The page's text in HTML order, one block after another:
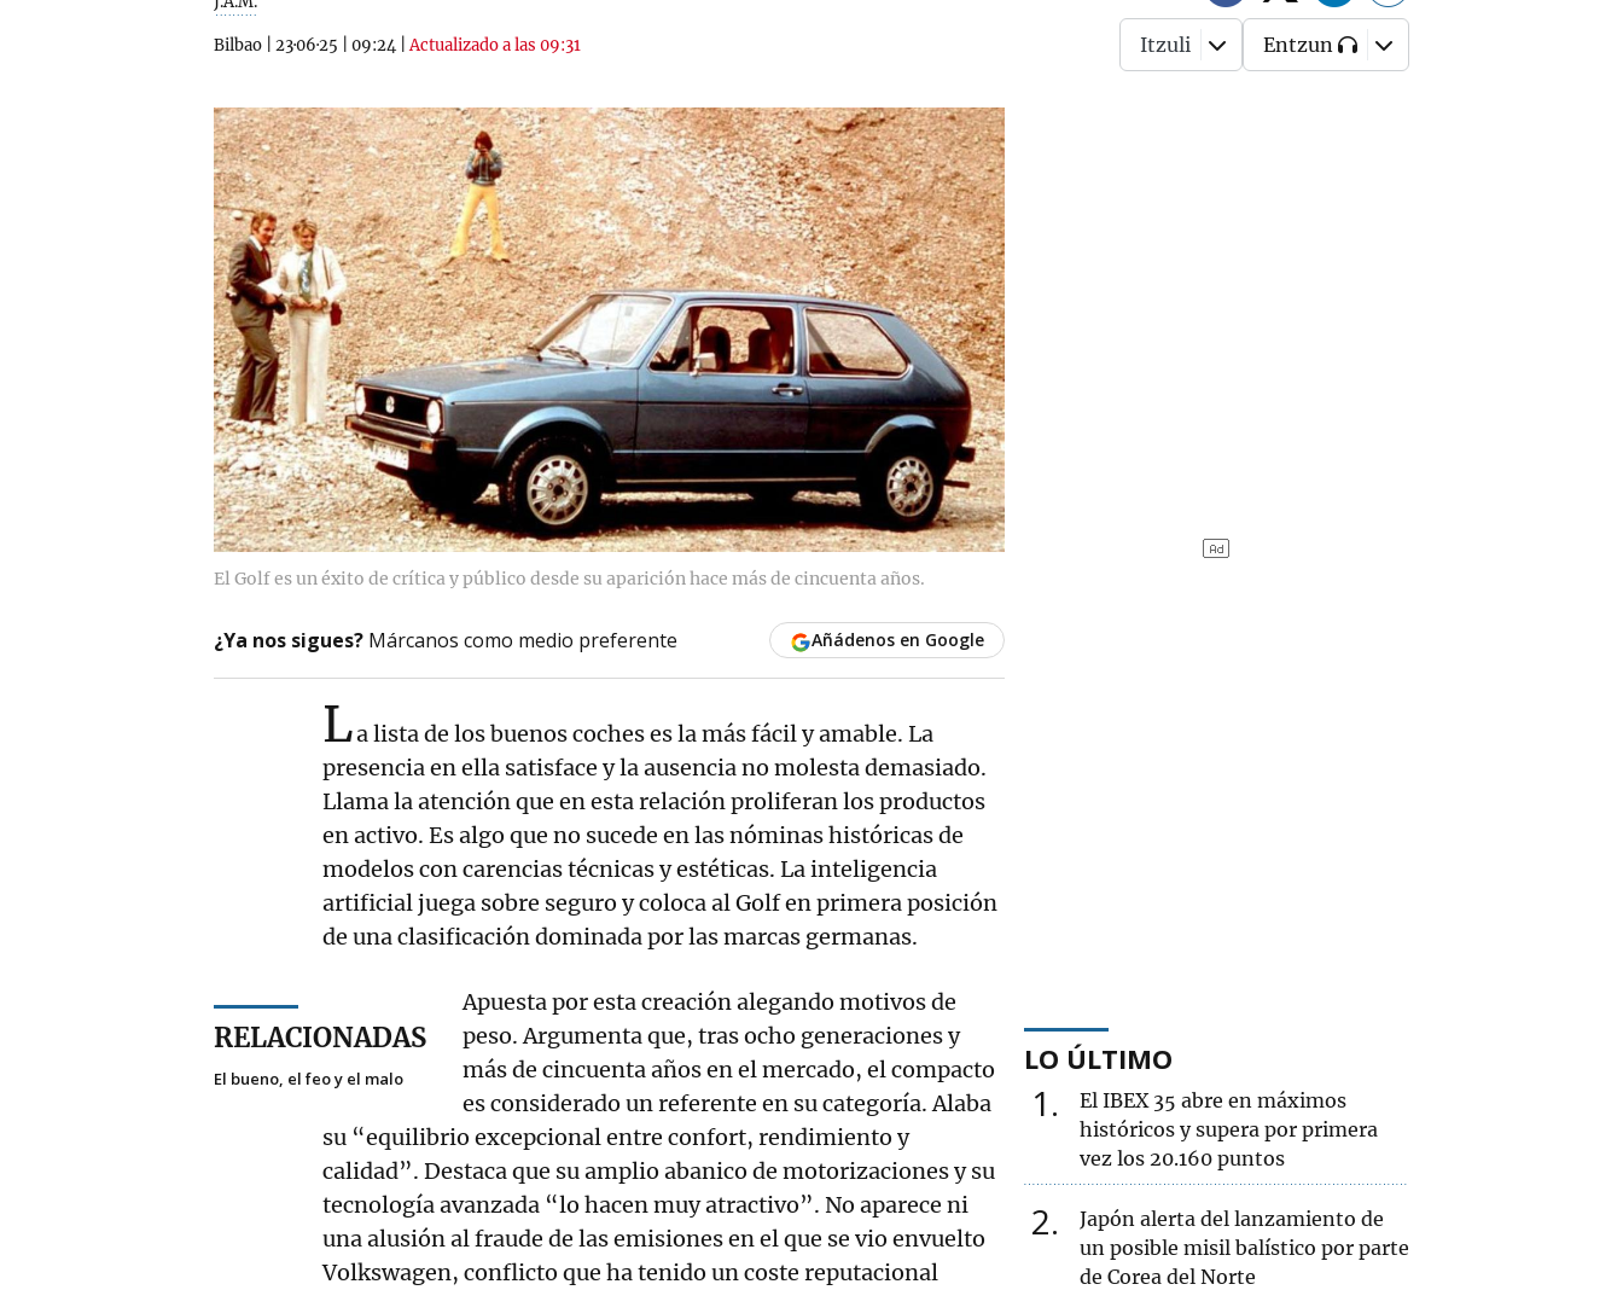
Bilbao 23·06·25 09:24 |Actualizado a las 09:31 Itzuli Entzun
El Golf es un éxito de crítica y público desde su aparición hace más de cincuenta años.
¿Ya nos sigues? Márcanos como medio preferente Añádenos en Google
La lista de los buenos coches es la más fácil y amable. La
presencia en ella satisface y la ausencia no molesta demasiado.
Llama la atención que en esta relación proliferan los productos
en activo. Es algo que no sucede en las nóminas históricas de
modelos con carencias técnicas y estéticas. La inteligencia
artificial juega sobre seguro y coloca al Golf en primera posición
de una clasificación dominada por las marcas germanas.
RELACIONADAS
El bueno, el feo y el malo
Apuesta por esta creación alegando motivos de
peso. Argumenta que, tras ocho generaciones y
más de cincuenta años en el mercado, el compacto
es considerado un referente en su categoría. Alaba
su “equilibrio excepcional entre confort, rendimiento y
calidad”. Destaca que su amplio abanico de motorizaciones y su
tecnología avanzada “lo hacen muy atractivo”. No aparece ni
una alusión al fraude de las emisiones en el que se vio envuelto
Volkswagen, conflicto que ha tenido un coste reputacional
LO ÚLTIMO
1
El IBEX 35 abre en máximos
históricos y supera por primera
vez los 20.160 puntos
2
Japón alerta del lanzamiento de
un posible misil balístico por parte
de Corea del Norte